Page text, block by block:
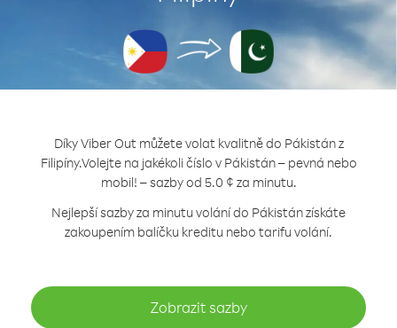
Díky Viber Out můžete volat kvalitně do Pákistán z
Filipíny.Volejte na jakékoli číslo v Pákistán – pevná nebo
mobil! – sazby od 5.0 ¢ za minutu.
Nejlepší sazby za minutu volání do Pákistán získáte
zakoupením balíčku kreditu nebo tarifu volání.
Zobrazit sazby